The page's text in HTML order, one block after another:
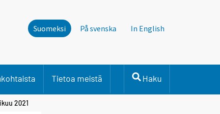
Suomeksi På svenska In English
Tietoa meistä Haku
2021